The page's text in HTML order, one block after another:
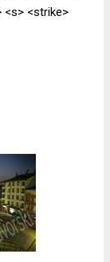
<s> <strike>